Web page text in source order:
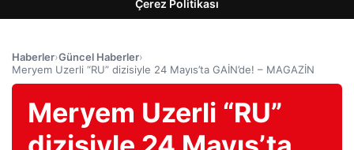
Çerez Politikası
Haberler›Güncel Haberler›
Meryem Uzerli “RU” dizisiyle 24 Mayıs’ta GAİN’de! – MAGAZİN
Meryem Uzerli “RU”